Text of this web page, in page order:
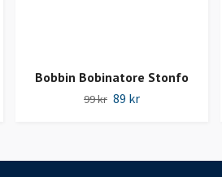
Bobbin Bobinatore Stonfo
99 kr 89 kr